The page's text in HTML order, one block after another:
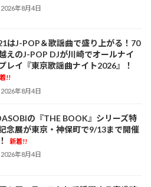
2026年8月4日
はJ-POP＆歌謡曲で盛り上がる！70
えのJ-POP DJが川崎でオールナイ
レイ『東京歌謡曲ナイト2026』！
!!
2026年8月4日
の『THE BOOK』シリーズ特
念展が東京・神保町で9/13まで開催
新着!!
2026年8月4日